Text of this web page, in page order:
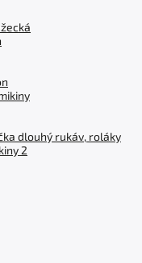
dlouhý rukáv, roláky
2